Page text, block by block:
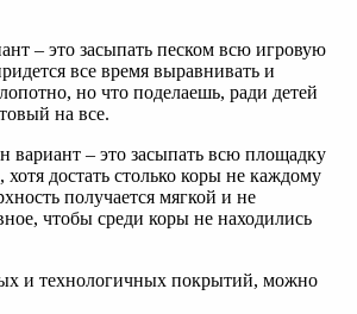
– это засыпать песком всю игровую
все время выравнивать и
но что поделаешь, ради детей
на все.
вариант – это засыпать всю площадку
достать столько коры не каждому
получается мягкой и не
чтобы среди коры не находились
и технологичных покрытий, можно